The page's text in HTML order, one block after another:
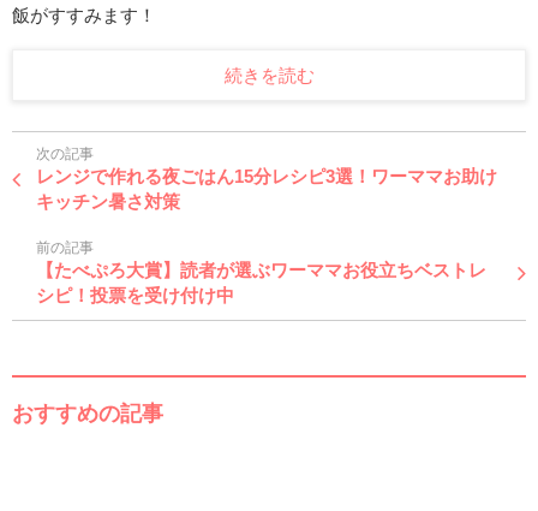
飯がすすみます！
続きを読む
次の記事
レンジで作れる夜ごはん15分レシピ3選！ワーママお助け
キッチン暑さ対策
前の記事
【たべぷろ大賞】読者が選ぶワーママお役立ちベストレ
シピ！投票を受け付け中
おすすめの記事